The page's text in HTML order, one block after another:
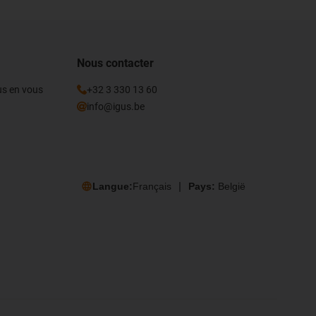
en vous
Nous contacter
+32 3 330 13 60
info@igus.be
Langue:Français Pays: België